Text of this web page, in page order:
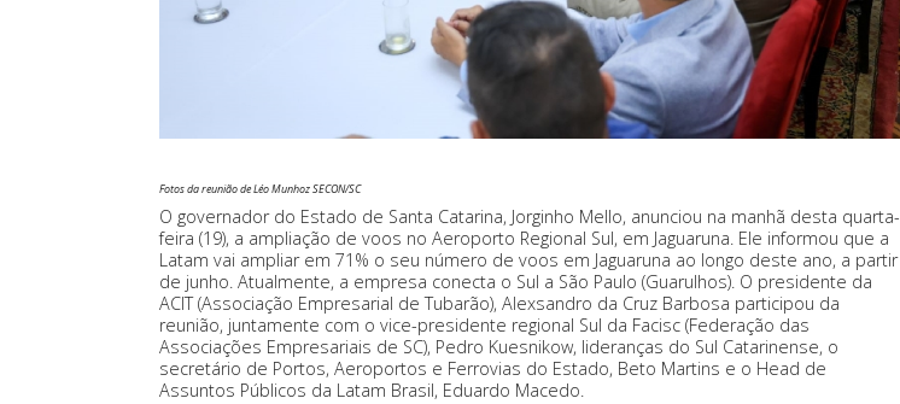
Fotos da reunião de Léo Munhoz SECON/SC
O governador do Estado de Santa Catarina, Jorginho Mello, anunciou na manhã desta quarta-
feira (19), a ampliação de voos no Aeroporto Regional Sul, em Jaguaruna. Ele informou que a
Latam vai ampliar em 71% o seu número de voos em Jaguaruna ao longo deste ano, a partir
de junho. Atualmente, a empresa conecta o Sul a São Paulo (Guarulhos). O presidente da
ACIT (Associação Empresarial de Tubarão), Alexsandro da Cruz Barbosa participou da
reunião, juntamente com o vice-presidente regional Sul da Facisc (Federação das
Associações Empresariais de SC), Pedro Kuesnikow, lideranças do Sul Catarinense, o
secretário de Portos, Aeroportos e Ferrovias do Estado, Beto Martins e o Head de
Assuntos Públicos da Latam Brasil, Eduardo Macedo.